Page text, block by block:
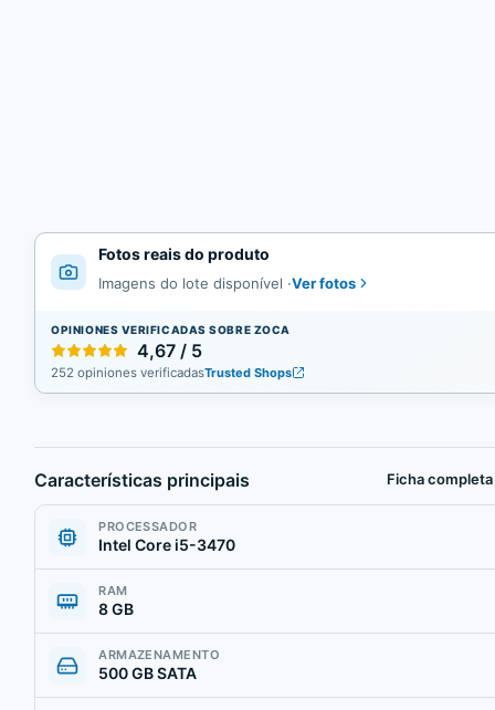
Fotos reais do produto
Imagens do lote disponível ·Ver fotos
OPINIONES VERIFICADAS SOBRE ZOCA
4,67 / 5
252 opiniones verificadasTrusted Shops
Características principais Ficha completa
PROCESSADOR
Intel Core i5-3470
RAM
8 GB
ARMAZENAMENTO
500 GB SATA